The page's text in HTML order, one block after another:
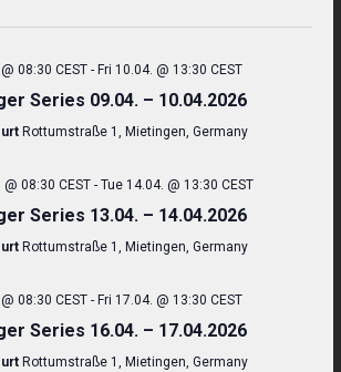
Search
and
Views
08:30 CEST - Fri 10.04. @ 13:30 CEST
Series 09.04. – 10.04.2026
Rottumstraße 1, Mietingen, Germany
@ 08:30 CEST -Tue 14.04. @ 13:30 CEST
Series 13.04. – 14.04.2026
Rottumstraße 1, Mietingen, Germany
08:30 CEST - Fri 17.04. @ 13:30 CEST
Series 16.04. – 17.04.2026
Rottumstraße 1, Mietingen, Germany